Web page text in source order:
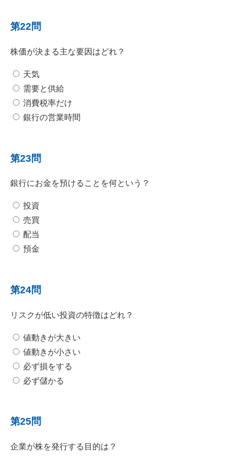
第22問
株価が決まる主な要因はどれ？
天気
需要と供給
消費税率だけ
銀行の営業時間
第23問
銀行にお金を預けることを何という？
投資
売買
配当
預金
第24問
リスクが低い投資の特徴はどれ？
値動きが大きい
値動きが小さい
必ず損をする
必ず儲かる
第25問
企業が株を発行する目的は？